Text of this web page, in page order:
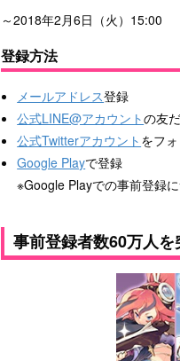
～2018年2月6日（火）15:00
登録方法
メールアドレス登録
公式LINE@アカウントの友
公式Twitterアカウント をフ
Google Playで登録
※Google Playでの事前登録
事前登録者数60万人を